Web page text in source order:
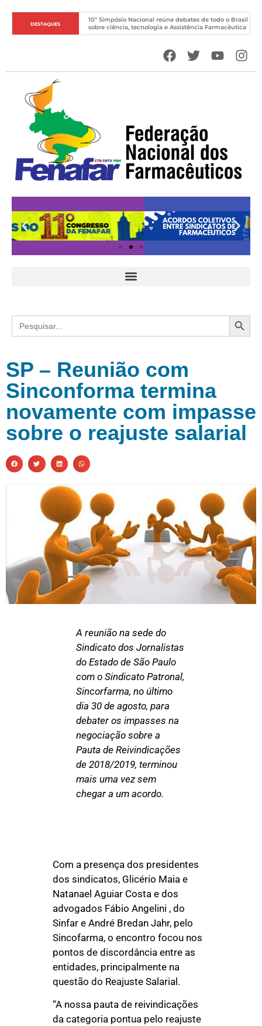
DESTAQUES
10º Simpósio Nacional reúne debates de todo o Brasil
sobre ciência, tecnologia e Assistência Farmacêutica
Search
for:
SP – Reunião com
Sinconforma termina
novamente com impasse
sobre o reajuste salarial
A reunião na sede do
Sindicato dos Jornalistas
do Estado de São Paulo
com o Sindicato Patronal,
Sincorfarma, no último
dia 30 de agosto, para
debater os impasses na
negociação sobre a
Pauta de Reivindicações
de 2018/2019, terminou
mais uma vez sem
chegar a um acordo.
Com a presença dos presidentes
dos sindicatos, Glicério Maia e
Natanael Aguiar Costa e dos
advogados Fábio Angelini , do
Sinfar e André Bredan Jahr, pelo
Sincofarma, o encontro focou nos
pontos de discordância entre as
entidades, principalmente na
questão do Reajuste Salarial.
“A nossa pauta de reivindicações
da categoria pontua pelo reajuste